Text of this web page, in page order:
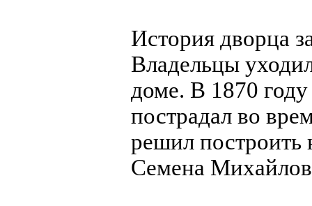
История дворца
Владельцы
доме. В 1870
пострадал во
решил построить
Семена